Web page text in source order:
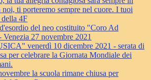
noi, ti porteremo sempre nel cuore. I tuoi
4F
del neo costituito "Coro Ad
27 novembre 2021
venerdì 10 dicembre 2021 - serata di
per celebrare la Giornata Mondiale dei
la scuola rimane chiusa per